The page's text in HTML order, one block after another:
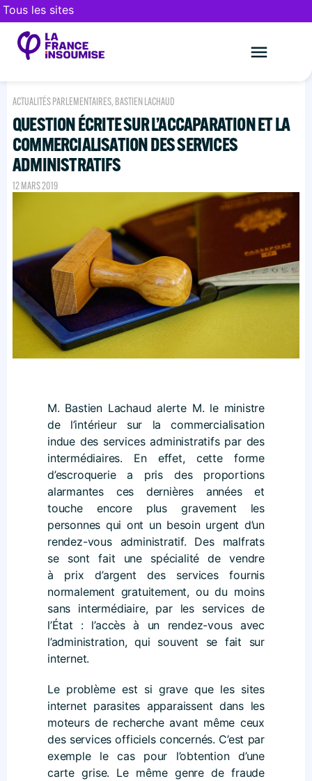
Tous les sites
ACTUALITÉS PARLEMENTAIRES, BASTIEN LACHAUD
QUESTION ÉCRITE SUR L’ACCAPARATION ET LA
COMMERCIALISATION DES SERVICES
ADMINISTRATIFS
12 MARS 2019
M. Bastien Lachaud alerte M. le ministre
de l’intérieur sur la commercialisation
indue des services administratifs par des
intermédiaires. En effet, cette forme
d’escroquerie a pris des proportions
alarmantes ces dernières années et
touche encore plus gravement les
personnes qui ont un besoin urgent d’un
rendez-vous administratif. Des malfrats
se sont fait une spécialité de vendre
à prix d’argent des services fournis
normalement gratuitement, ou du moins
sans intermédiaire, par les services de
l’État : l’accès à un rendez-vous avec
l’administration, qui souvent se fait sur
internet.
Le problème est si grave que les sites
internet parasites apparaissent dans les
moteurs de recherche avant même ceux
des services officiels concernés. C’est par
exemple le cas pour l’obtention d’une
carte grise. Le même genre de fraude